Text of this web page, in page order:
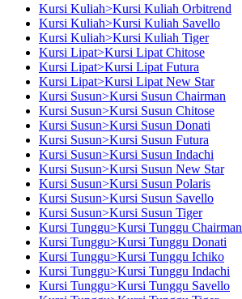
Kursi Kuliah>Kursi Kuliah Orbitrend
Kursi Kuliah>Kursi Kuliah Savello
Kursi Kuliah>Kursi Kuliah Tiger
Kursi Lipat>Kursi Lipat Chitose
Kursi Lipat>Kursi Lipat Futura
Kursi Lipat>Kursi Lipat New Star
Kursi Susun>Kursi Susun Chairman
Kursi Susun>Kursi Susun Chitose
Kursi Susun>Kursi Susun Donati
Kursi Susun>Kursi Susun Futura
Kursi Susun>Kursi Susun Indachi
Kursi Susun>Kursi Susun New Star
Kursi Susun>Kursi Susun Polaris
Kursi Susun>Kursi Susun Savello
Kursi Susun>Kursi Susun Tiger
Kursi Tunggu>Kursi Tunggu Chairman
Kursi Tunggu>Kursi Tunggu Donati
Kursi Tunggu>Kursi Tunggu Ichiko
Kursi Tunggu>Kursi Tunggu Indachi
Kursi Tunggu>Kursi Tunggu Savello